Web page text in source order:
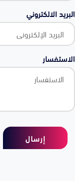
البريد الالكتروني
الاستفسار
إرسال